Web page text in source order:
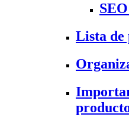
Lista de